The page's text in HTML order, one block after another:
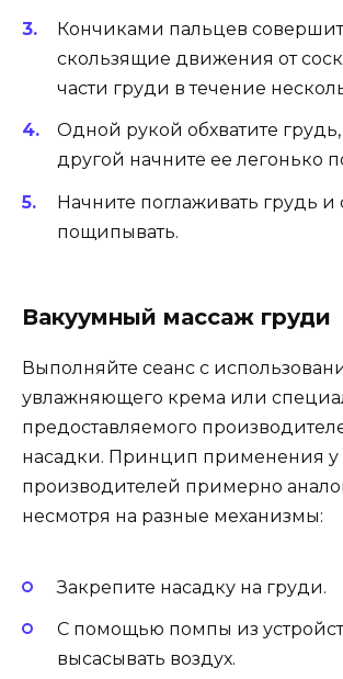
Кончиками пальцев
скользящие движения от
части груди в течение
Одной рукой обхватите грудь,
другой начните ее легонько
Начните поглаживать грудь и
пощипывать.
Вакуумный массаж груди
Выполняйте сеанс с
увлажняющего крема или
предоставляемого
насадки. Принцип применения у
производителей примерно
несмотря на разные механизмы:
Закрепите насадку на груди.
С помощью помпы из
высасывать воздух.